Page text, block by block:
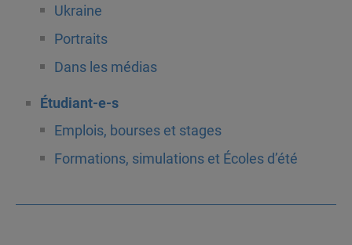
Ukraine
Portraits
Dans les médias
Étudiant-e-s
Emplois, bourses et stages
Formations, simulations et Écoles d’été